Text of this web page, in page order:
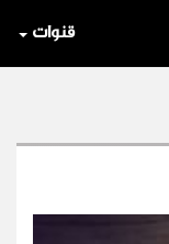
قنوات